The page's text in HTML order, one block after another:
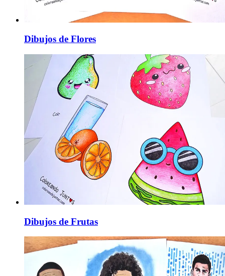
Dibujos de Flores
Dibujos de Frutas